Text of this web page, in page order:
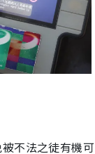
不法之徒有機可